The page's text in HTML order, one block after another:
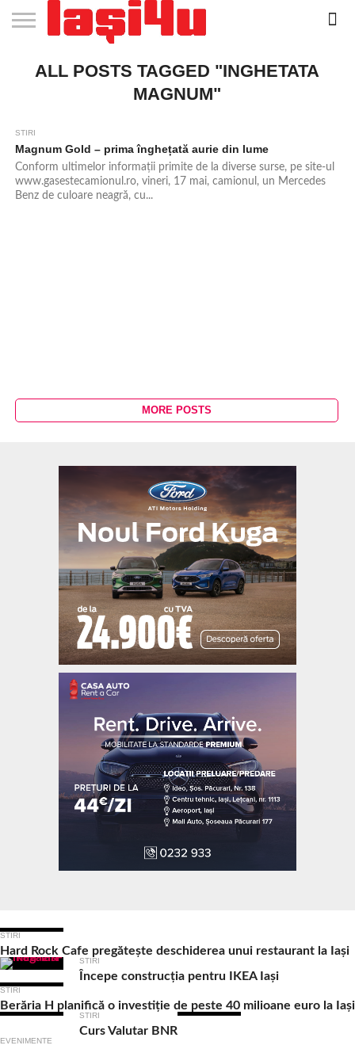
STIRI
APARTAMENTE
NOI IASI
STIRI
IASI
JOBS
IN
FILME
LA
CLUBURI /
DISCOTECI
BARURI /
CAFENELE
SALI DE
FORTA
SALOANE DE
INFRUMUSETARE
AGENTII
DE
RESTAURANTE
IN IASI
PIZZA
IN
PISCINA
IN IASI
FLORARII
RADIO
LIVE
SPALATORII
AUTO
TRACTARI
AUTO
TAXI
IN
CINEMA
TEATRU
HOTELURI
TEREN
SPORTIV
TEREN
TENIS
FARMACII
NON
COFFEE-
TO-GO
FIRME DE
PUBLICITATE
RENT
A
ALL POSTS TAGGED "INGHETATA
MAGNUM"
STIRI
Magnum Gold – prima înghețată aurie din lume
Conform ultimelor informații primite de la diverse surse, pe site-ul
www.gasestecamionul.ro, vineri, 17 mai, camionul, un Mercedes
Benz de culoare neagră, cu...
MORE POSTS
STIRI
Hard Rock Cafe pregătește deschiderea unui restaurant la Iași
STIRI
Începe construcția pentru IKEA Iași
STIRI
Berăria H planifică o investiție de peste 40 milioane euro la Iași
STIRI
Curs Valutar BNR
EVENIMENTE